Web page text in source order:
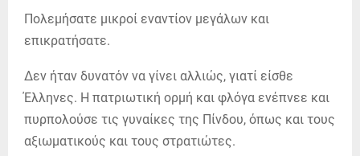
Πολεμήσατε μικροί εναντίον μεγάλων και
επικρατήσατε.
Δεν ήταν δυνατόν να γίνει αλλιώς, γιατί είσθε
Έλληνες. Η πατριωτική ορμή και φλόγα ενέπνεε και
πυρπολούσε τις γυναίκες της Πίνδου, όπως και τους
αξιωματικούς και τους στρατιώτες.